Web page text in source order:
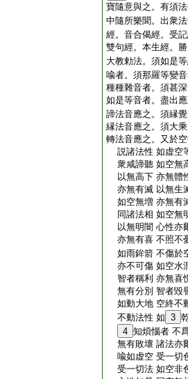
寶隨意與之。有須
中隨所樂聞。出衆
經。音合偈經。受
雙句經。本生經。
大教勅法。須如是
喩者。須那羅等變
種種雜音者。須甚
如是等音者。盡出
諦法音應之。須縁
縁法音應之。須大
轉法音應之。又於
説諸法性 如虚空
衆咸諦聽 如空無
以無高下 亦無體
亦無有滅 以無生
如空無増 亦無有
同諸法相 如空無
以無明闇 心性亦
亦無有喜 不照不
如雨鉾箭 不傷於
亦不可傷 如空水
智者稱利 亦無喜
無有分別 智者毀
如動大地 空終不
不動法性 如 3
4 知煩惱者 不
無有敗壞 諸法亦
喩如虚空 受一切
受一切法 如空非